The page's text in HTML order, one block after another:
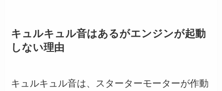
キュルキュル音はあるがエンジンが起動
しない理由
キュルキュル音は、スターターモーターが作動